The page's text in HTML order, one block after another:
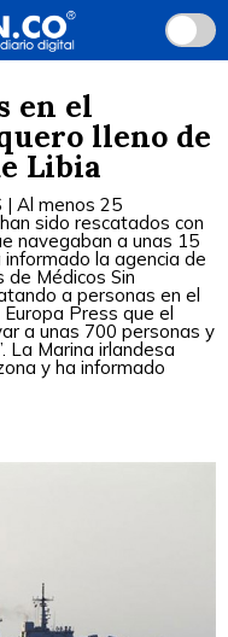
en el
lleno de
Libia
| Al menos 25
sido rescatados con
navegaban a unas 15
la agencia de
de Médicos Sin
a personas en el
Press que el
a unas 700 personas y
La Marina irlandesa
y ha informado